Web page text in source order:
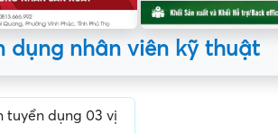
dụng nhân viên kỹ thuật
tuyển dụng 03 vị